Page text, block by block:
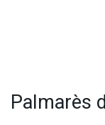
Palmarès